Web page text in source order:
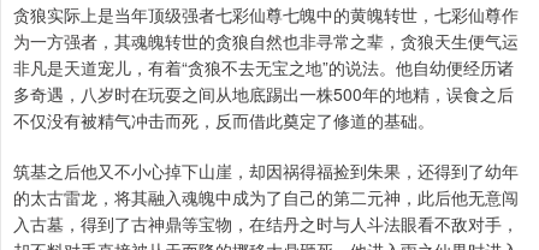
贪狼实际上是当年顶级强者七彩仙尊七魄中的黄魄转世，七彩仙尊作
为一方强者，其魂魄转世的贪狼自然也非寻常之辈，贪狼天生便气运
非凡是天道宠儿，有着“贪狼不去无宝之地”的说法。他自幼便经历诸
多奇遇，八岁时在玩耍之间从地底踢出一株500年的地精，误食之后
不仅没有被精气冲击而死，反而借此奠定了修道的基础。
筑基之后他又不小心掉下山崖，却因祸得福捡到朱果，还得到了幼年
的太古雷龙，将其融入魂魄中成为了自己的第二元神，此后他无意闯
入古墓，得到了古神鼎等宝物，在结丹之时与人斗法眼看不敌对手，